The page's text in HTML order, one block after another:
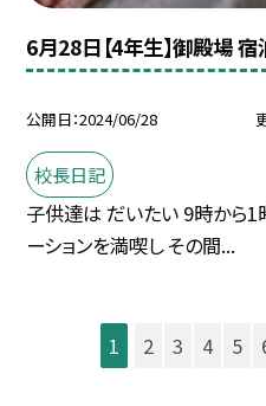
6月28日【4年生】御殿場
公開日 2024/06/28
校長日記
子供達は だいたい 9時から
ーションを満喫し その間...
1 2 3 4 5